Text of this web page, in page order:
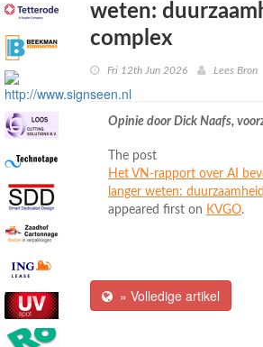
weten:
complex
Fri 12th Jun 2026 Lees Bron
Opinie door Dick Naafs,
The post
Het VN-rapport over AI
langer weten:
appeared first on KVGO.
» Volledige artikel